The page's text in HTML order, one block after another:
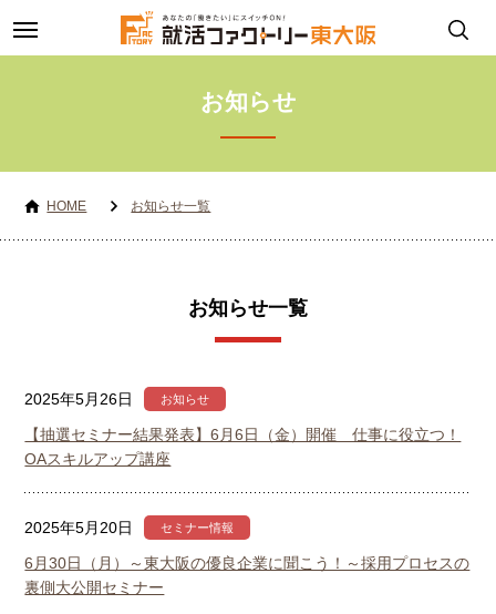
toggle
navigation
お知らせ
HOME お知らせ一覧
お知らせ一覧
2025年5月26日 お知らせ
【抽選セミナー結果発表】6月6日（金）開催 仕事に役立つ！
OAスキルアップ講座
2025年5月20日 セミナー情報
6月30日（月）～東大阪の優良企業に聞こう！～採用プロセスの
裏側大公開セミナー